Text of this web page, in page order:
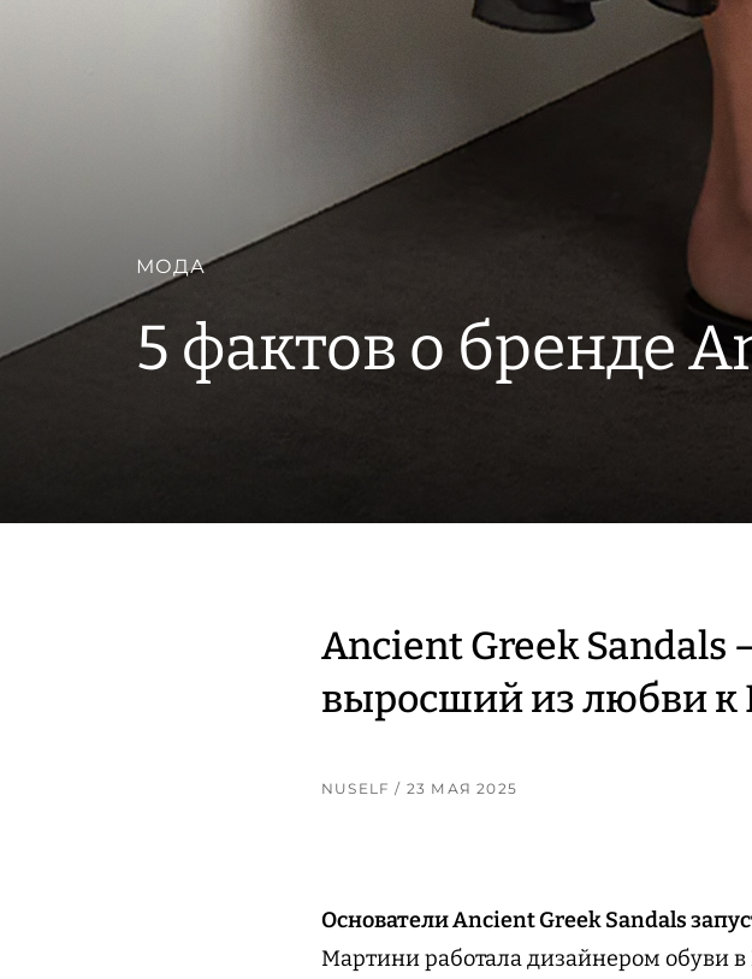
МОДА
5 фактов о бренде
Ancient Greek Sandals
выросший из любви к
NUSELF/ 23 МАЯ 2025
Основатели Ancient Greek Sandals
Мартини работала дизайнером обуви